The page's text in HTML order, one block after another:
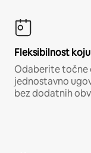
Fleksibilnost
Odaberite točne
jednostavno
bez dodatnih